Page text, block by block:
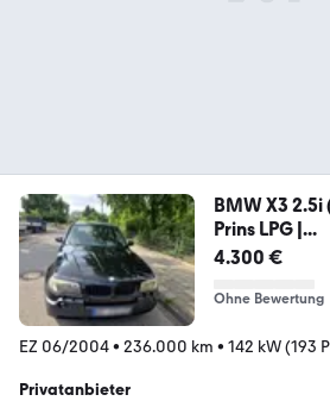
BMW X3
Prins LPG |...
4.300 €
Ohne Bewertung
EZ 06/2004• 236.000 km • 142 kW (193
Privatanbieter